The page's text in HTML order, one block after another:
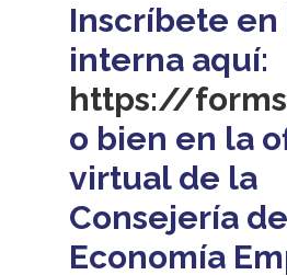
Inscríbete en
interna aquí:
https://
o bien en la
virtual de la
Consejería de
Economía